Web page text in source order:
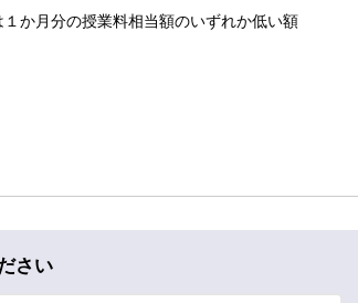
か月分の授業料相当額のいずれか低い額
さい